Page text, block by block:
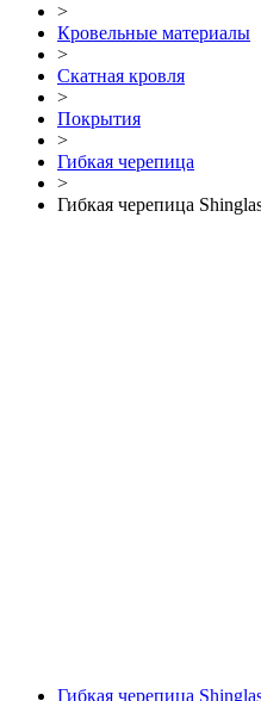
>
Кровельные материалы
>
Скатная кровля
>
Покрытия
>
Гибкая черепица
>
Гибкая черепица
Гибкая черепица